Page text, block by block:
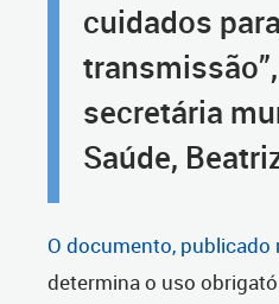
cuidados
secretária
Saúde,
O documento, publicado
determina o uso